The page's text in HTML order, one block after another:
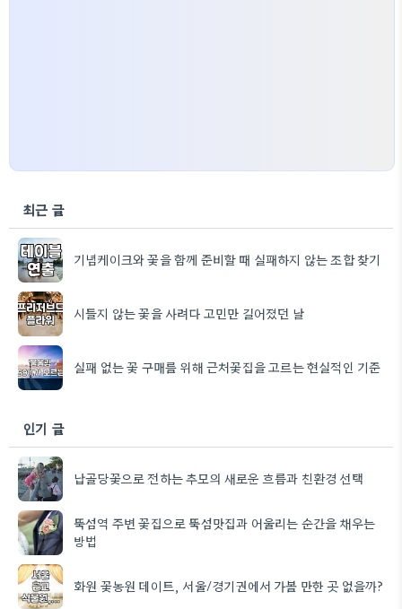
최근 글
기념케이크와 꽃을 함께 준비할 때 실패하지 않는 조합 찾기
시들지 않는 꽃을 사려다 고민만 길어졌던 날
실패 없는 꽃 구매를 위해 근처꽃집을 고르는 현실적인 기준
인기 글
납골당꽃으로 전하는 추모의 새로운 흐름과 친환경 선택
뚝섬역 주변 꽃집으로 뚝섬맛집과 어울리는 순간을 채우는
방법
화원 꽃농원 데이트, 서울/경기권에서 가볼 만한 곳 없을까?